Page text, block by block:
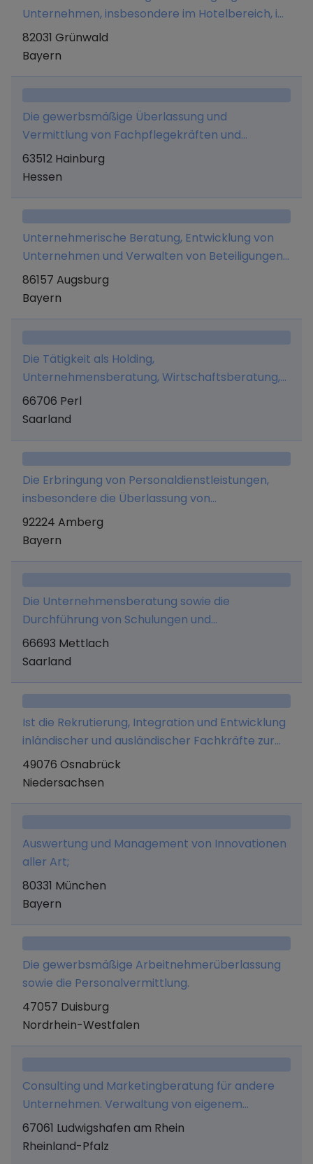
Unternehmen, insbesondere im Hotelbereich, im
eigenen Namen und auf eigene Rechnung und
nicht als Dienstleistung für Dritte.
82031 Grünwald
Bayern
Die gewerbsmäßige Überlassung und
Vermittlung von Fachpflegekräften und
medizinischen Personal sowie alle damit
verbundenen Tätigkeiten.
63512 Hainburg
Hessen
Unternehmerische Beratung, Entwicklung von
Unternehmen und Verwalten von Beteiligungen
und Vermögen sowie diesbezügliche
Dienstleistungen einschließlich der Übernahme
Geschäfte nach dem KWG.
86157 Augsburg
Bayern
Die Tätigkeit als Holding,
Unternehmensberatung, Wirtschaftsberatung,
Verwaltung eigenen Vermögens, Marketing und
Managementaufgaben.
66706 Perl
Saarland
Die Erbringung von Personaldienstleistungen,
insbesondere die Überlassung von
Arbeitnehmern.
92224 Amberg
Bayern
Die Unternehmensberatung sowie die
Durchführung von Schulungen und
Qualitätssicherungsarbeiten
66693 Mettlach
Saarland
Ist die Rekrutierung, Integration und Entwicklung
inländischer und ausländischer Fachkräfte zur
nachhaltigen Stellenbesetzung sowie die
einhergehende Entwicklung einer digitalen
49076 Osnabrück
Niedersachsen
Auswertung und Management von Innovationen
aller Art;
80331 München
Bayern
Die gewerbsmäßige Arbeitnehmerüberlassung
sowie die Personalvermittlung.
47057 Duisburg
Nordrhein-Westfalen
Consulting und Marketingberatung für andere
Unternehmen. Verwaltung von eigenem
Vermögen und alle hiermit in Zusammenhang
stehenden Tätigkeiten.
67061 Ludwigshafen am Rhein
Rheinland-Pfalz